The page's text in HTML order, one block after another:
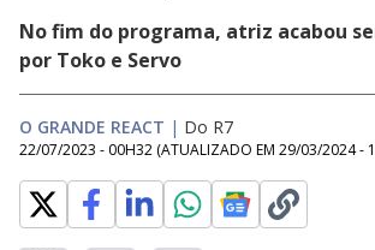
No fim do programa, atriz acabou
por Toko e Servo
O GRANDE REACT | Do R7
22/07/2023 - 00H32 (ATUALIZADO EM 29/03/2024 -